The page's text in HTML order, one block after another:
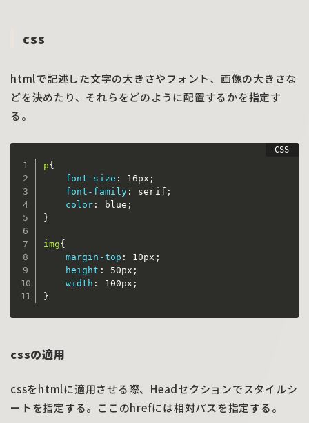
css
htmlで記述した文字の大きさやフォント、画像の大きさな
どを決めたり、それらをどのように配置するかを指定す
る。
p{
font-size : 16px ;
font-family : serif ;
color : blue ;
}
img{
margin-top : 10px ;
height : 50px ;
width : 100px ;
}
cssの適用
cssをhtmlに適用させる際、Headセクションでスタイルシ
ートを指定する。ここのhrefには相対パスを指定する。